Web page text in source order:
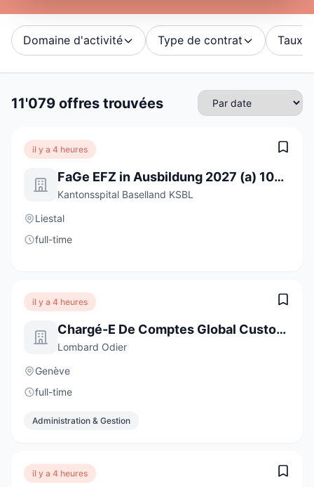
Domaine d'activité Type de contrat Taux
11'079 offres trouvées
il y a 4 heures
FaGe EFZ in Ausbildung 2027 (a) 100%
Kantonsspital Baselland KSBL
Liestal
full-time
il y a 4 heures
Chargé-E De Comptes Global Custody
Lombard Odier
Genève
full-time
Administration & Gestion
il y a 4 heures